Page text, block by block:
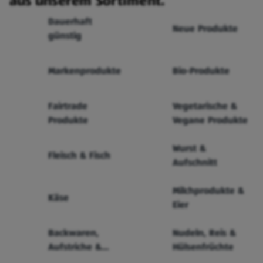
Dauerhaft
günstig
Neue Produkte
Markenprodukte Bio-Produkte
Fairtrade
Produkte
Vegetarische &
Vegane Produkte
Fleisch & Fisch
Wurst &
Aufschnitt
Käse
Milchprodukte &
Eier
Backwaren,
Aufstriche &
Nudeln, Reis &
Hülsenfrüchte